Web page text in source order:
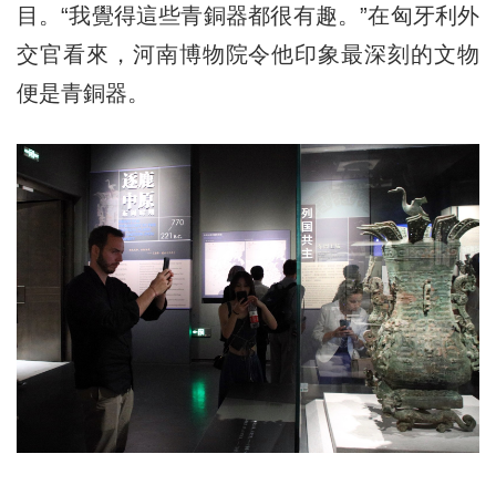
目。“我覺得這些青銅器都很有趣。”在匈牙利外
交官看來，河南博物院令他印象最深刻的文物
便是青銅器。